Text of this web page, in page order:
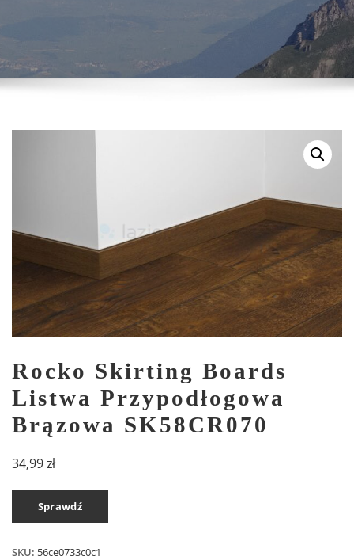
Rocko Skirting Boards
Listwa Przypodłogowa
Brązowa SK58CR070
34,99zł
Sprawdź
SKU: 56ce0733c0c1